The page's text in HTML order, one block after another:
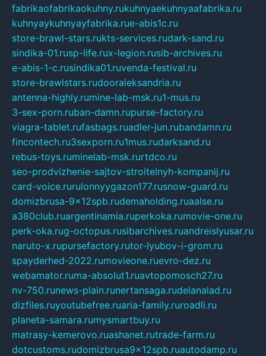
fabrikaofabrikaokuhny.rukuhnyaekuhnyaafabrika.ru
kuhnyaykuhnyayfabrika.rue-abis1c.ru
store-brawl-stars.rukts-services.rudark-sand.ru
sindika-01.rusp-life.rux-legion.rusib-archives.ru
e-abis-1-c.rusindika01.ruvenda-festival.ru
store-brawlstars.rudooraleksandria.ru
antenna-highly.rumine-lab-msk.ru1-mus.ru
3-sex-porn.ruban-damn.rupurse-factory.ru
viagra-tablet.rufasbags.ruadler-jun.rubandamn.ru
fincontech.ru3sexporn.ru1mus.rudarksand.ru
rebus-toys.ruminelab-msk.rurtdco.ru
seo-prodvizhenie-sajtov-stroitelnyh-kompanij.ru
card-voice.rurulonnyygazon177.rusnow-guard.ru
domizbrusa-9x12spb.rudemaholding.ruaalse.ru
a380club.ruargentinamia.ruperkoka.rumovie-one.ru
perk-oka.rug-octopus.rusibarchives.ruandreislyusar.ru
naruto-x.rupursefactory.rutor-lyubov-i-grom.ru
spayderhed-2022.rumovieone.ruevro-dez.ru
webamator.ruma-absolut1.ruavtopomosch27.ru
nv-750.runews-plain.runertansaga.rudelanalad.ru
dizfiles.ruyoutubefree.ruaria-family.ruroadli.ru
planeta-samara.rumysmartbuy.ru
matrasy-kemerovo.ruashanet.rutrade-farm.ru
dotcustoms.rudomizbrusa9x12spb.ruautodamp.ru